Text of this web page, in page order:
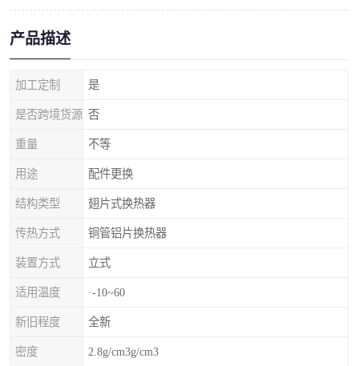
产品描述
加工定制 是
是否跨境货源 否
重量 不等
用途 配件更换
结构类型 翅片式换热器
传热方式 铜管铝片换热器
装置方式 立式
适用温度 ·-10~60
新旧程度 全新
密度 2.8g/cm3g/cm3